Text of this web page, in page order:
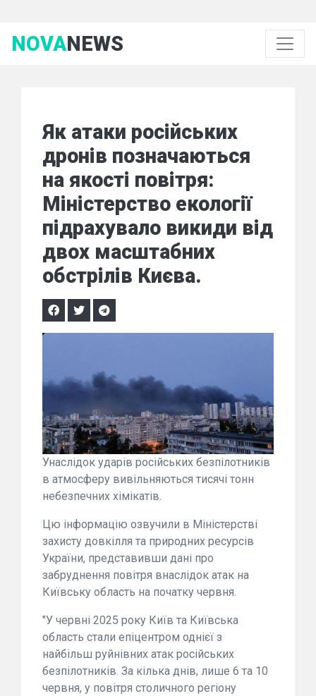
NOVANEWS
Як атаки російських
дронів позначаються
на якості повітря:
Міністерство екології
підрахувало викиди від
двох масштабних
обстрілів Києва.
Унаслідок ударів російських безпілотників
в атмосферу вивільняються тисячі тонн
небезпечних хімікатів.
Цю інформацію озвучили в Міністерстві
захисту довкілля та природних ресурсів
України, представивши дані про
забруднення повітря внаслідок атак на
Київську область на початку червня.
"У червні 2025 року Київ та Київська
область стали епіцентром однієї з
найбільш руйнівних атак російських
безпілотників. За кілька днів, лише 6 та 10
червня, у повітря столичного регіону